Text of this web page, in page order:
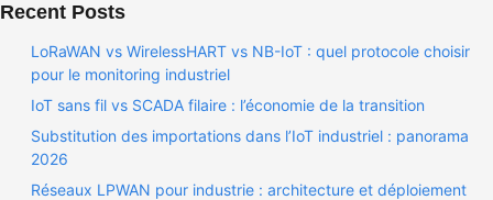
Recent Posts
LoRaWAN vs WirelessHART vs NB-IoT : quel protocole choisir
pour le monitoring industriel
IoT sans fil vs SCADA filaire : l’économie de la transition
Substitution des importations dans l’IoT industriel : panorama
2026
Réseaux LPWAN pour industrie : architecture et déploiement